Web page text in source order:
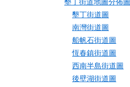
墾丁街道地圖分佈圖
墾丁街道圖
南灣街道圖
船帆石街道圖
恆春鎮街道圖
西南半島街道圖
後壁湖街道圖